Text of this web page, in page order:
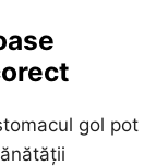
gol pot